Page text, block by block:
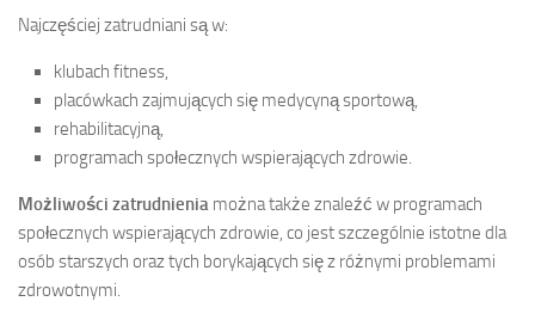
Najczęściej zatrudniani są w:
klubach fitness,
placówkach zajmujących się medycyną sportową,
rehabilitacyjną,
programach społecznych wspierających zdrowie.
Możliwości zatrudnienia można także znaleźć w programach
społecznych wspierających zdrowie, co jest szczególnie istotne dla
osób starszych oraz tych borykających się z różnymi problemami
zdrowotnymi.